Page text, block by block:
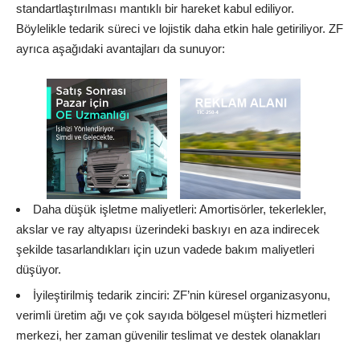
standartlaştırılması mantıklı bir hareket kabul ediliyor.
Böylelikle tedarik süreci ve lojistik daha etkin hale getiriliyor. ZF
ayrıca aşağıdaki avantajları da sunuyor:
Daha düşük işletme maliyetleri: Amortisörler, tekerlekler,
akslar ve ray altyapısı üzerindeki baskıyı en aza indirecek
şekilde tasarlandıkları için uzun vadede bakım maliyetleri
düşüyor.
İyileştirilmiş tedarik zinciri: ZF’nin küresel organizasyonu,
verimli üretim ağı ve çok sayıda bölgesel müşteri hizmetleri
merkezi, her zaman güvenilir teslimat ve destek olanakları